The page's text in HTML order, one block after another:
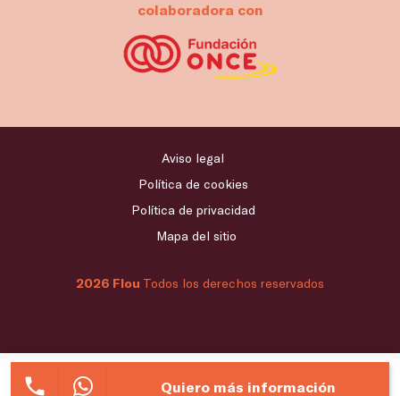
colaboradora con
2026 Flou Todos los derechos reservados
Aviso legal
Política de cookies
Política de privacidad
Mapa del sitio
Quiero más información